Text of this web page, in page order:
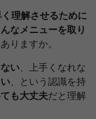
く理解させるために
なメニューを取り
りますか。
い 、上手くなれな
、という認識を持
も大丈夫だと理解